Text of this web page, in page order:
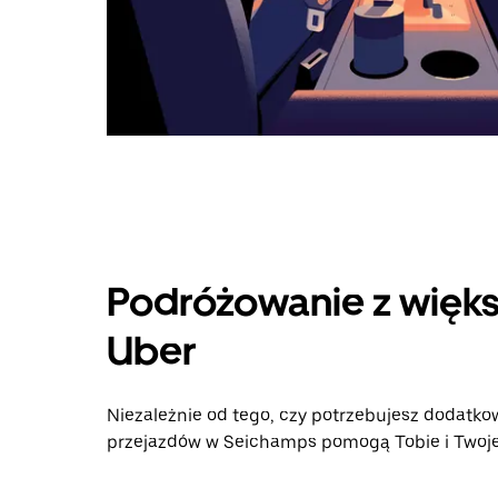
Podróżowanie z
Uber
Niezależnie od tego, czy potrzebujesz
przejazdów w Seichamps pomogą Tobie i